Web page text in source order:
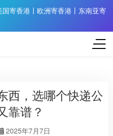
寄香港丨欧洲寄香港丨东南亚寄
西，选哪个快递公
靠谱？
2025年7月7日